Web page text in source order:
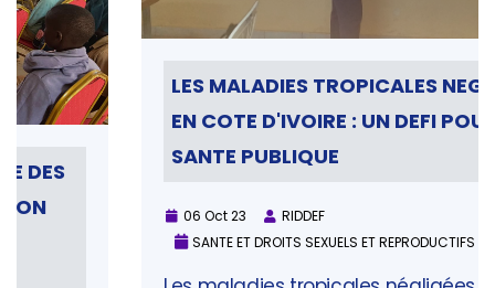
LES MALADIES TROPICALES NEGLIGEES
EN COTE D'IVOIRE : UN DEFI POUR LA
SANTE PUBLIQUE
RIDDEF
SANTE ET DROITS SEXUELS ET REPRODUCTIFS